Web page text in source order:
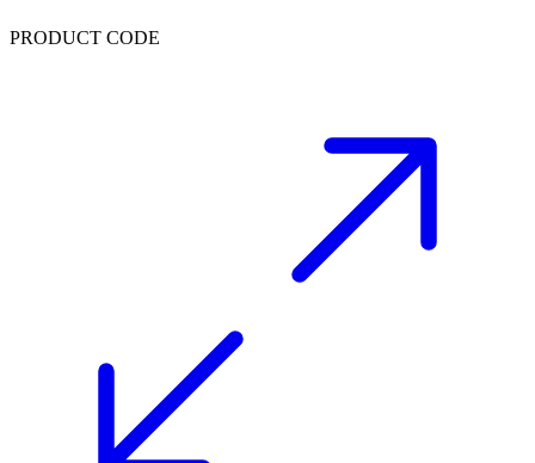
PRODUCT CODE